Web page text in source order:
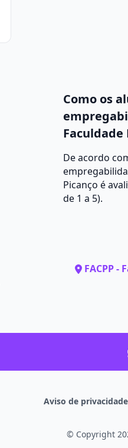
Como os
Faculdade
De acordo
Picanço é
de 1 a 5).
FACPP -
Aviso de privacidade
© Copyright